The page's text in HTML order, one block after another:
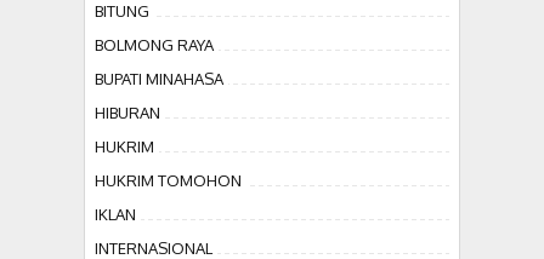
BITUNG
BOLMONG RAYA
BUPATI MINAHASA
HIBURAN
HUKRIM
HUKRIM TOMOHON
IKLAN
INTERNASIONAL